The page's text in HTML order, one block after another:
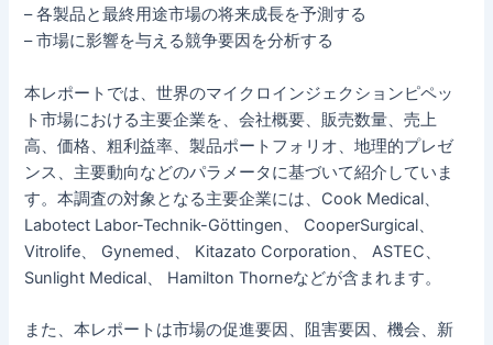
– 各製品と最終用途市場の将来成長を予測する
– 市場に影響を与える競争要因を分析する
本レポートでは、世界のマイクロインジェクションピペッ
ト市場における主要企業を、会社概要、販売数量、売上
高、価格、粗利益率、製品ポートフォリオ、地理的プレゼ
ンス、主要動向などのパラメータに基づいて紹介していま
す。本調査の対象となる主要企業には、Cook Medical、
Labotect Labor-Technik-Göttingen、 CooperSurgical、
Vitrolife、 Gynemed、 Kitazato Corporation、 ASTEC、
Sunlight Medical、 Hamilton Thorneなどが含まれます。
また、本レポートは市場の促進要因、阻害要因、機会、新